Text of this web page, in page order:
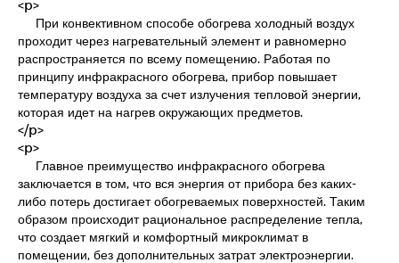
<p>
При конвективном способе обогрева холодный воздух
проходит через нагревательный элемент и равномерно
распространяется по всему помещению. Работая по
принципу инфракрасного обогрева, прибор повышает
температуру воздуха за счет излучения тепловой энергии,
которая идет на нагрев окружающих предметов.
</p>
<p>
Главное преимущество инфракрасного обогрева
заключается в том, что вся энергия от прибора без каких-
либо потерь достигает обогреваемых поверхностей. Таким
образом происходит рациональное распределение тепла,
что создает мягкий и комфортный микроклимат в
помещении, без дополнительных затрат электроэнергии.